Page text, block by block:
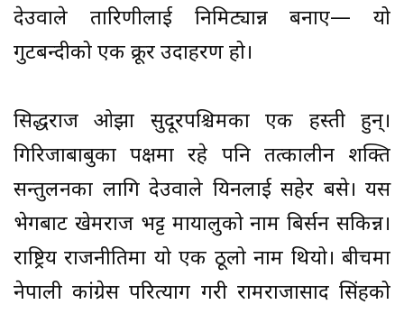
देउवाले तारिणीलाई निमिट्यान्न बनाए— यो
गुटबन्दीको एक क्रूर उदाहरण हो।
सिद्धराज ओझा सुदूरपश्चिमका एक हस्ती हुन्।
गिरिजाबाबुका पक्षमा रहे पनि तत्कालीन शक्ति
सन्तुलनका लागि देउवाले यिनलाई सहेर बसे। यस
भेगबाट खेमराज भट्ट मायालुको नाम बिर्सन सकिन्न।
राष्ट्रिय राजनीतिमा यो एक ठूलो नाम थियो। बीचमा
नेपाली कांग्रेस परित्याग गरी रामराजाप्रसाद सिंहको